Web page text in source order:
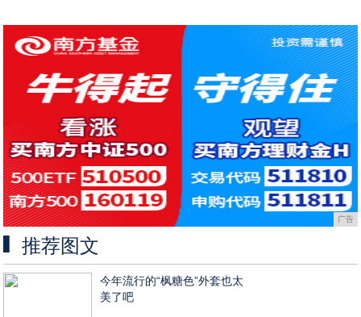
广告
推荐图文
今年流行的“枫糖色”外套也太
美了吧